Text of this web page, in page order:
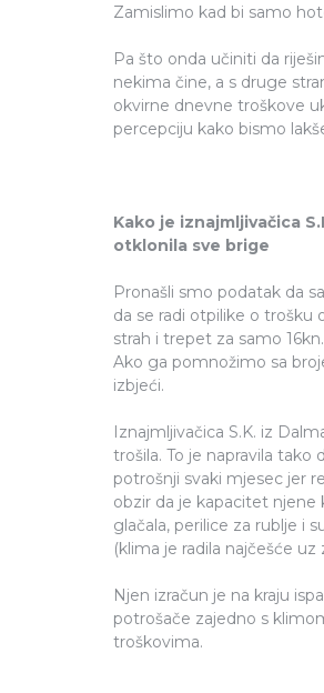
Zamislimo kad bi samo
Pa što onda učiniti da
nekima čine, a s druge
okvirne dnevne troškove
percepciju kako bismo
Kako je iznajmljivačica
otklonila sve brige
Pronašli smo podatak da
da se radi otpilike o trošku
strah i trepet za samo
Ako ga pomnožimo sa
izbjeći.
Iznajmljivačica S.K. iz
trošila. To je napravila
potrošnji svaki mjesec jer
obzir da je kapacitet njene
glačala, perilice za rublje i
(klima je radila najčešće
Njen izračun je na kraju
potrošače zajedno s
troškovima.